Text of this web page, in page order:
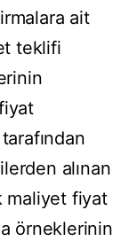
ait
teklifi
alınan
maliyet fiyat
örneklerinin